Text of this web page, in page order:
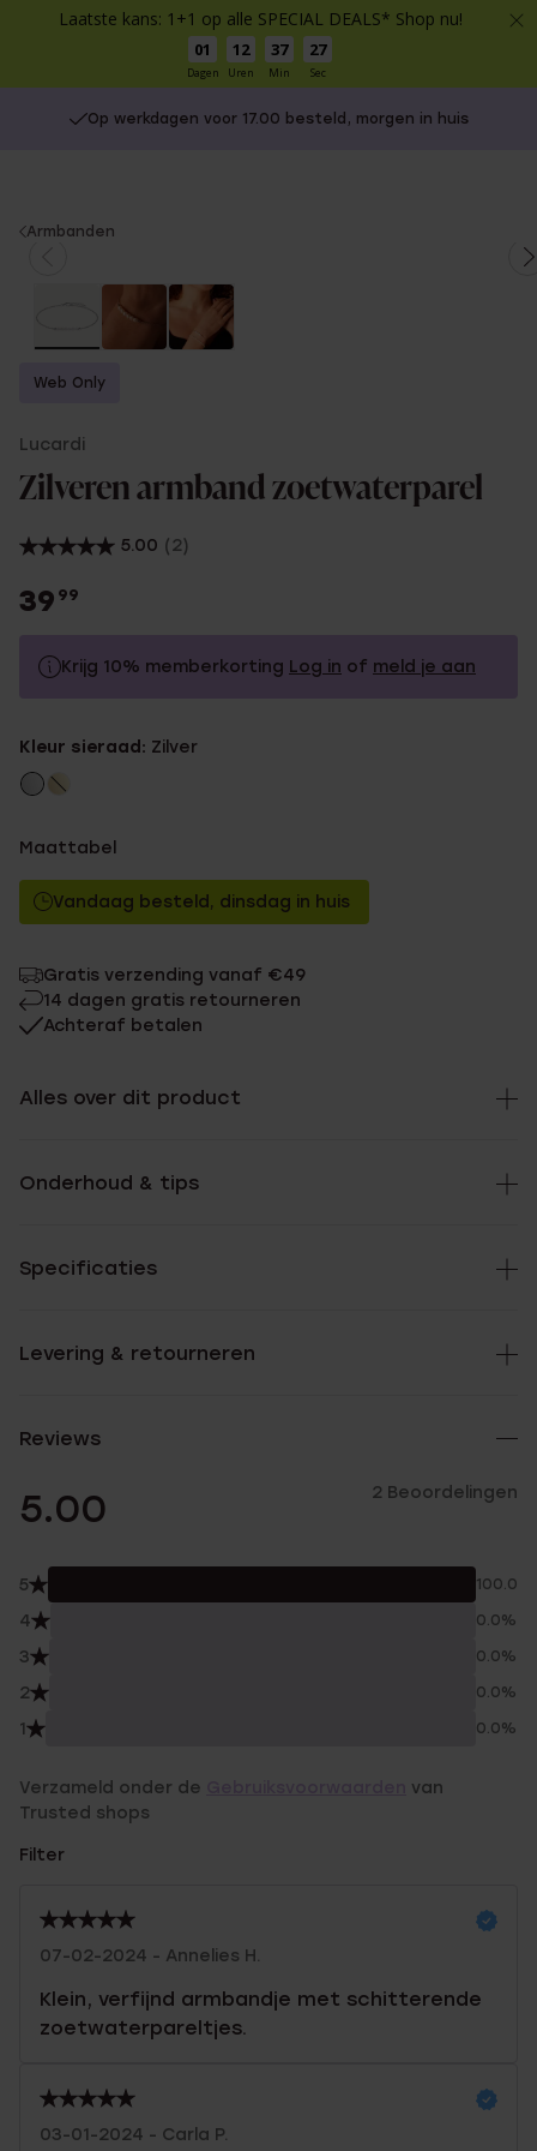
Laatste kans: 1+1 op alle SPECIAL DEALS* Shop nu!
01
Dagen
12
Uren
37
Min
27
Sec
Op werkdagen voor 17.00 besteld, morgen in huis
You
Armbanden
Web Only
Lucardi
Zilveren armband zoetwaterparel
5.00 (2)
39 99
Krijg 10% memberkorting Log in of meld je aan
Zonder memberkorting
Kleur sieraad: Zilver
Maattabel
Vandaag besteld, dinsdag in huis
Gratis verzending vanaf €49
14 dagen gratis retourneren
Achteraf betalen
Alles over dit product
Onderhoud & tips
Specificaties
Levering & retourneren
Reviews
5.00 2 Beoordelingen
5 100.0%
4 0.0%
3 0.0%
2 0.0%
1 0.0%
Verzameld onder de
van
Trusted shops
Filter
07-02-2024 - Annelies H.
Klein, verfijnd armbandje met schitterende
zoetwaterpareltjes.
03-01-2024 - Carla P.